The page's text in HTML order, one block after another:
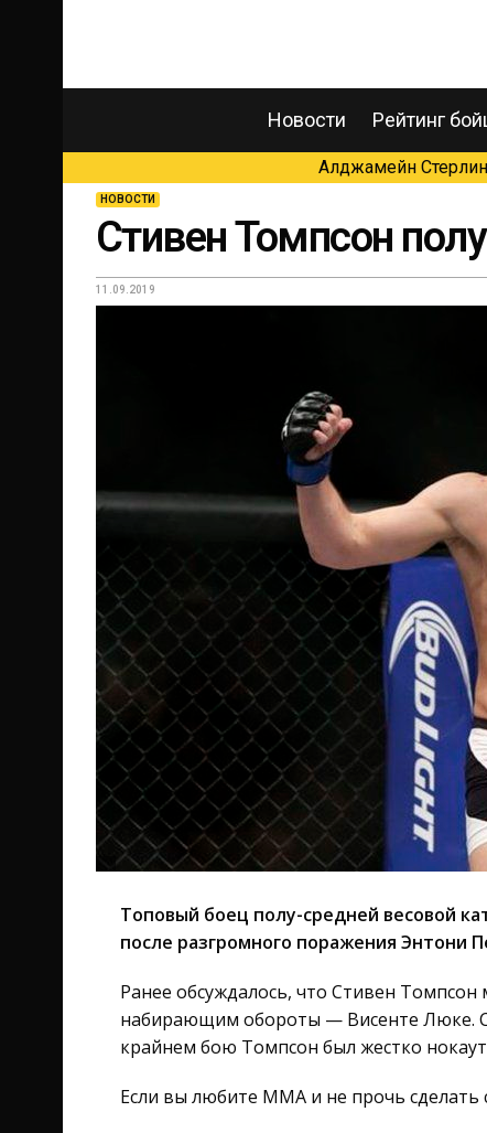
Новости Рейтинг
Алджамейн
НОВОСТИ
Стивен Томпсон
11.09.2019
Топовый боец полу-средней весовой
после разгромного поражения Энтони
Ранее обсуждалось, что Стивен
набирающим обороты — Висенте Люке.
крайнем бою Томпсон был жестко
Если вы любите ММА и не прочь сделать